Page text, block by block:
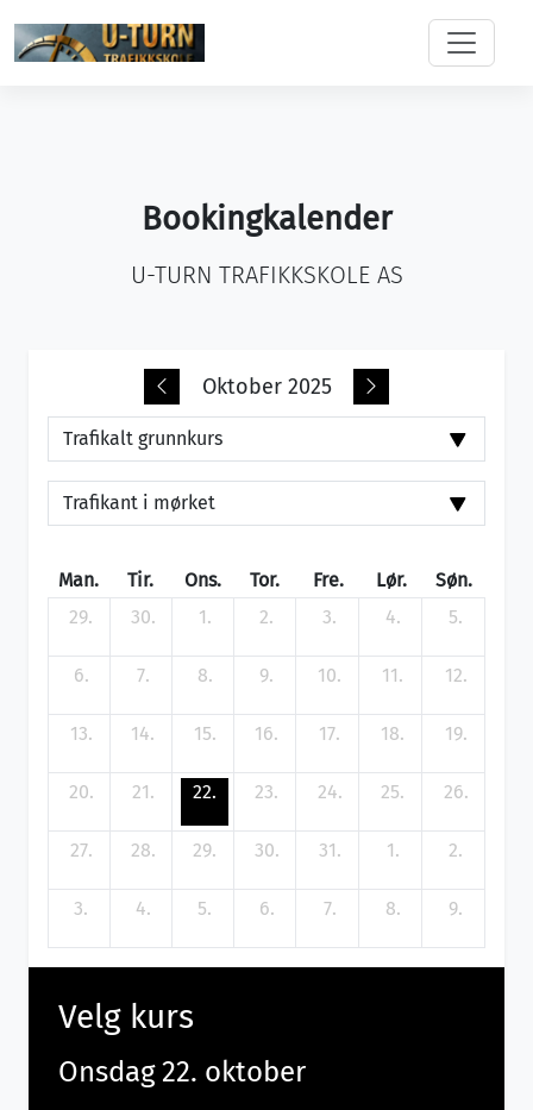
Bookingkalender
U-TURN TRAFIKKSKOLE AS
Oktober 2025
Man. Tir. Ons. Tor. Fre. Lør.
Søn.
29.
30. 1. 2. 3. 4. 5.
6. 7. 8. 9. 10. 11. 12.
13. 14. 15. 16. 17. 18. 19.
20. 21. 22. 23. 24. 25. 26.
27. 28. 29. 30. 31. 1. 2.
3. 4. 5. 6. 7. 8. 9.
Velg kurs
Onsdag 22. oktober